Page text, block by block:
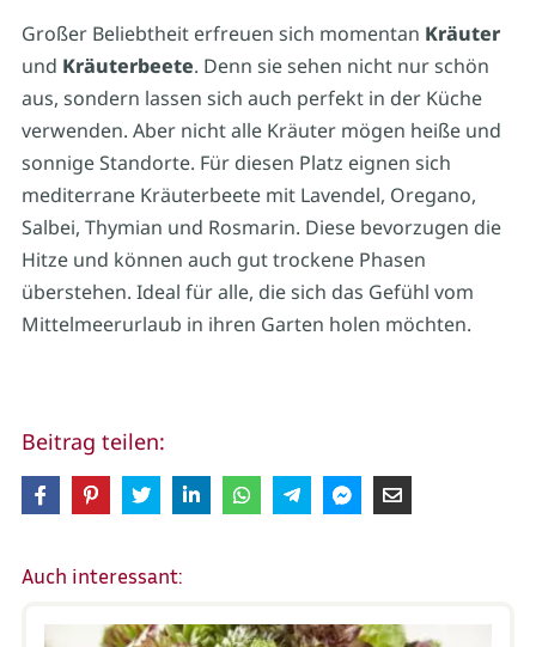
Großer Beliebtheit erfreuen sich momentan Kräuter
und Kräuterbeete. Denn sie sehen nicht nur schön
aus, sondern lassen sich auch perfekt in der Küche
verwenden. Aber nicht alle Kräuter mögen heiße und
sonnige Standorte. Für diesen Platz eignen sich
mediterrane Kräuterbeete mit Lavendel, Oregano,
Salbei, Thymian und Rosmarin. Diese bevorzugen die
Hitze und können auch gut trockene Phasen
überstehen. Ideal für alle, die sich das Gefühl vom
Mittelmeerurlaub in ihren Garten holen möchten.
Beitrag teilen:
Auch interessant: